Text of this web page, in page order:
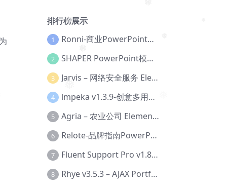
❅
❅
排行榜展示
1 Ronni-商业PowerPoint模板【Dc-0077】
2 SHAPER PowerPoint模板【Dc-0184】
3 Jarvis – 网络安全服务 Elementor 模板套件【Aa-0035】
4 lmpeka v1.3.9-创意多用途 WordPress 主题【Be-0064】
5 Agria – 农业公司 Elementor Pro 模板套件【Aa-0003】
6 Relote-品牌指南PowerPoint模板【Dc-0076】
7 Fluent Support Pro v1.8.1 – WordPress 支持票务系统【Cc-0041】
8 Rhye v3.5.3 – AJAX Portfolio WordPress 主题【Bi-0049】